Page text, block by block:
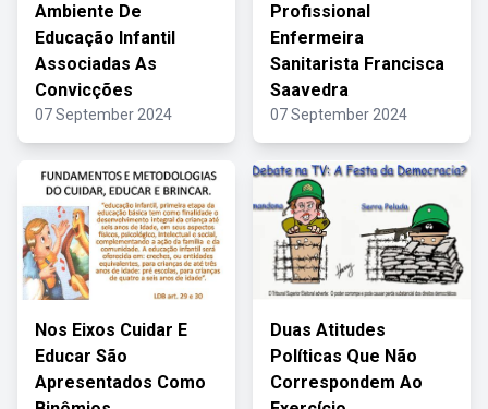
Ambiente De
Educação Infantil
Associadas As
Convicções
07 September 2024
Profissional
Enfermeira
Sanitarista Francisca
Saavedra
07 September 2024
Nos Eixos Cuidar E
Educar São
Apresentados Como
Duas Atitudes
Políticas Que Não
Correspondem Ao